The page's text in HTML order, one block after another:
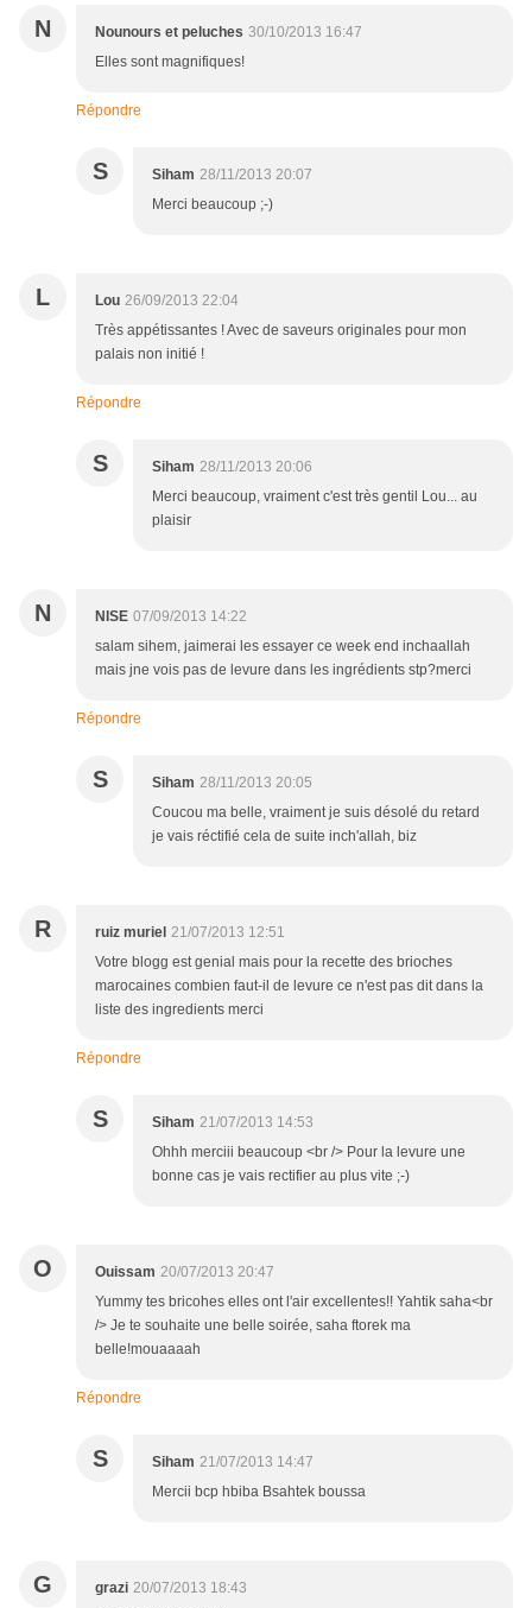
N Nounours et peluches 30/10/2013 16:47
Elles sont magnifiques!
Répondre
S Siham 28/11/2013 20:07
Merci beaucoup ;-)
L Lou 26/09/2013 22:04
Très appétissantes ! Avec de saveurs originales pour mon
palais non initié !
Répondre
S Siham 28/11/2013 20:06
Merci beaucoup, vraiment c'est très gentil Lou... au
plaisir
N NISE 07/09/2013 14:22
salam sihem, jaimerai les essayer ce week end inchaallah
mais jne vois pas de levure dans les ingrédients stp?merci
Répondre
S Siham 28/11/2013 20:05
Coucou ma belle, vraiment je suis désolé du retard
je vais réctifié cela de suite inch'allah, biz
R ruiz muriel 21/07/2013 12:51
Votre blogg est genial mais pour la recette des brioches
marocaines combien faut-il de levure ce n'est pas dit dans la
liste des ingredients merci
Répondre
S Siham 21/07/2013 14:53
Ohhh merciii beaucoup <br /> Pour la levure une
bonne cas je vais rectifier au plus vite ;-)
O Ouissam 20/07/2013 20:47
Yummy tes bricohes elles ont l'air excellentes!! Yahtik saha<br
/> Je te souhaite une belle soirée, saha ftorek ma
belle!mouaaaah
Répondre
S Siham 21/07/2013 14:47
Mercii bcp hbiba Bsahtek boussa
G grazi 20/07/2013 18:43